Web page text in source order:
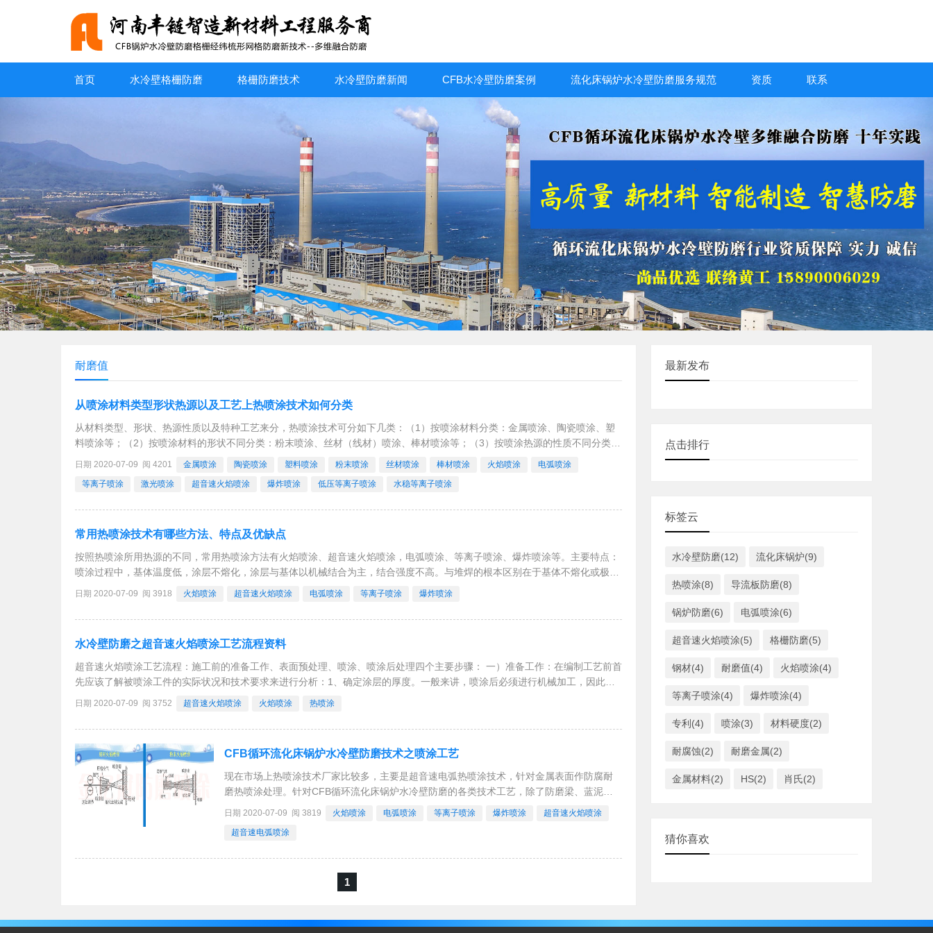
首页 水冷壁格栅防磨 格栅防磨技术 水冷壁防磨新闻 CFB水冷壁防磨案例 流化床锅炉水冷壁防磨服务规范 资质 联系
耐磨值
从喷涂材料类型形状热源以及工艺上热喷涂技术如何分类
从材料类型、形状、热源性质以及特种工艺来分，热喷涂技术可分如下几类：（1）按喷涂材料分类：金属喷涂、陶瓷喷涂、塑
料喷涂等；（2）按喷涂材料的形状不同分类：粉末喷涂、丝材（线材）喷涂、棒材喷涂等；（3）按喷涂热源的性质不同分类：
火焰喷涂、电弧喷涂、等离子喷涂、激光喷涂等。（4）特种喷涂：超音速火焰喷涂
日期 2020-07-09 阅 4201 金属喷涂 陶瓷喷涂 塑料喷涂 粉末喷涂 丝材喷涂 棒材喷涂 火焰喷涂
电弧喷涂
等离子喷涂
激光喷涂 超音速火焰喷涂 爆炸喷涂 低压等离子喷涂 水稳等离子喷涂
常用热喷涂技术有哪些方法、特点及优缺点
按照热喷涂所用热源的不同，常用热喷涂方法有火焰喷涂、超音速火焰喷涂，电弧喷涂、等离子喷涂、爆炸喷涂等。主要特点：
喷涂过程中，基体温度低，涂层不熔化，涂层与基体以机械结合为主，结合强度不高。与堆焊的根本区别在于基体不熔化或极少
熔化。优点：（1）适用面宽几乎所有的工程材料都可用做热喷涂的基材；（2）工艺
日期 2020-07-09 阅 3918 火焰喷涂 超音速火焰喷涂 电弧喷涂 等离子喷涂 爆炸喷涂
水冷壁防磨之超音速火焰喷涂工艺流程资料
超音速火焰喷涂工艺流程：施工前的准备工作、表面预处理、喷涂、喷涂后处理四个主要步骤： 一）准备工作：在编制工艺前首
先应该了解被喷涂工件的实际状况和技术要求来进行分析：1、确定涂层的厚度。一般来讲，喷涂后必须进行机械加工，因此涂
层厚度就要预留加工余量，同时还要考虑到喷涂时的热胀冷缩等。2、
日期 2020-07-09 阅 3752 超音速火焰喷涂 火焰喷涂 热喷涂
CFB循环流化床锅炉水冷壁防磨技术之喷涂工艺
现在市场上热喷涂技术厂家比较多，主要是超音速电弧热喷涂技术，针对金属表面作防腐耐
磨热喷涂处理。针对CFB循环流化床锅炉水冷壁防磨的各类技术工艺，除了防磨梁、蓝泥、
熔敷以及河南丰链智造新材料工程服务商导流板防磨，喷涂也曾经是用得非常普及的防磨工
日期 2020-07-09 阅 3819 火焰喷涂 电弧喷涂 等离子喷涂 爆炸喷涂
超音速火焰喷涂
超音速电弧喷涂
1
最新发布
点击排行
标签云
水冷壁防磨(12) 流化床锅炉(9)
热喷涂(8) 导流板防磨(8)
锅炉防磨(6) 电弧喷涂(6)
超音速火焰喷涂(5) 格栅防磨(5)
钢材(4) 耐磨值(4) 火焰喷涂(4)
等离子喷涂(4) 爆炸喷涂(4)
专利(4) 喷涂(3) 材料硬度(2)
耐腐蚀(2) 耐磨金属(2)
金属材料(2) HS(2) 肖氏(2)
猜你喜欢